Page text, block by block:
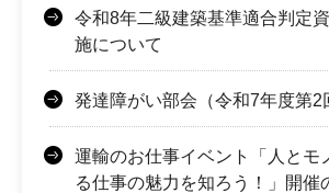
令和8年二級建築基準適合判定
施について
発達障がい部会（令和7年度第2
運輸のお仕事イベント「人とモ
る仕事の魅力を知ろう！」開催